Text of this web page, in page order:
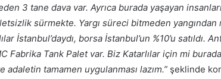
3 tane dava var. Ayrıca burada yaşayan
sürmekte. Yargı süreci bitmeden yangından
İstanbul’daydı, borsa İstanbul’un %10’u satıldı.
Fabrika Tank Palet var. Biz Katarlılar için mi
tamamen uygulanması lazım.” şeklinde